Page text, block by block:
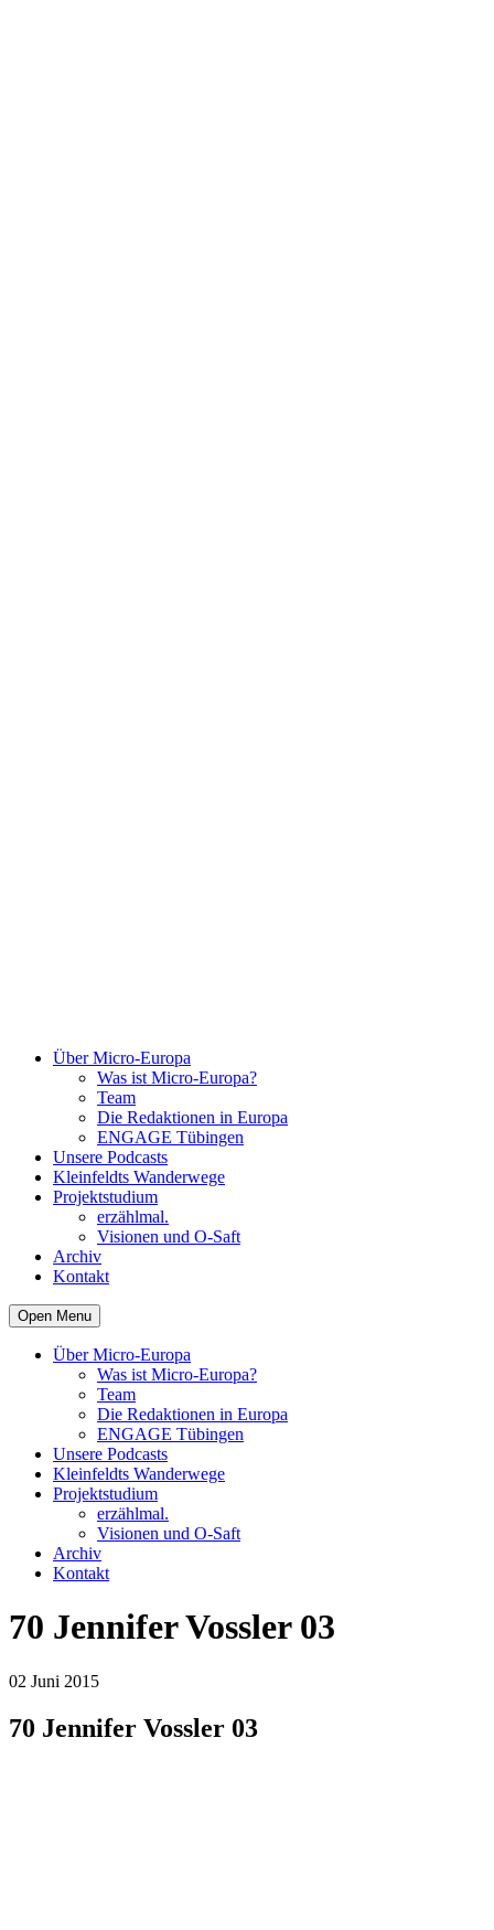
Über Micro-Europa
Was ist Micro-Europa?
Team
Die Redaktionen in Europa
ENGAGE Tübingen
Unsere Podcasts
Kleinfeldts Wanderwege
Projektstudium
erzählmal.
Visionen und O-Saft
Archiv
Kontakt
Open Menu
Über Micro-Europa
Was ist Micro-Europa?
Team
Die Redaktionen in Europa
ENGAGE Tübingen
Unsere Podcasts
Kleinfeldts Wanderwege
Projektstudium
erzählmal.
Visionen und O-Saft
Archiv
Kontakt
70 Jennifer Vossler 03
02 Juni 2015
70 Jennifer Vossler 03